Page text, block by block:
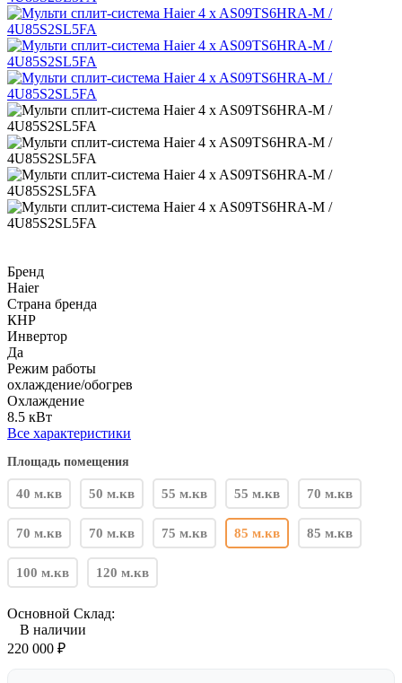
Бренд
Haier
Страна бренда
КНР
Инвертор
Да
Режим работы
охлаждение/обогрев
Охлаждение
8.5 кВт
Все характеристики
Площадь помещения
40 м.кв 50 м.кв 55 м.кв 55 м.кв 70 м.кв
70 м.кв 70 м.кв 75 м.кв 85 м.кв 85 м.кв
100 м.кв 120 м.кв
Основной Склад:
В наличии
220 000 ₽